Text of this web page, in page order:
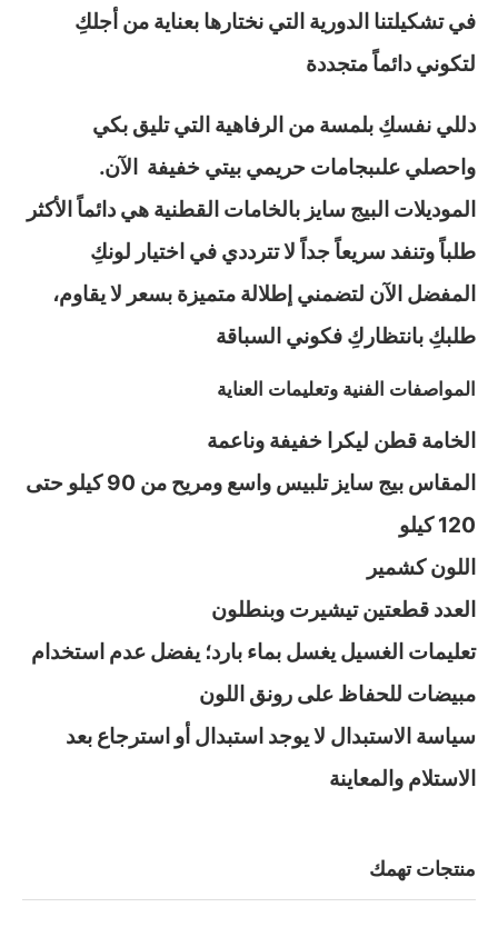
في تشكيلتنا الدورية التي نختارها بعناية من أجلكِ
لتكوني دائماً متجددة
دللي نفسكِ بلمسة من الرفاهية التي تليق بكي
واحصلي علىبجامات حريمي بيتي خفيفة الآن.
الموديلات البيج سايز بالخامات القطنية هي دائماً الأكثر
طلباً وتنفد سريعاً جداً لا تترددي في اختيار لونكِ
المفضل الآن لتضمني إطلالة متميزة بسعر لا يقاوم،
طلبكِ بانتظاركِ فكوني السباقة
المواصفات الفنية وتعليمات العناية
الخامة قطن ليكرا خفيفة وناعمة
المقاس بيج سايز تلبيس واسع ومريح من 90 كيلو حتى
120 كيلو
اللون كشمير
العدد قطعتين تيشيرت وبنطلون
تعليمات الغسيل يغسل بماء بارد؛ يفضل عدم استخدام
مبيضات للحفاظ على رونق اللون
سياسة الاستبدال لا يوجد استبدال أو استرجاع بعد
الاستلام والمعاينة
منتجات تهمك